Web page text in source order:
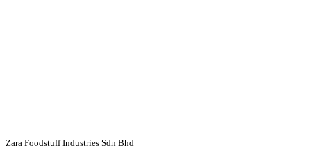
Zara Foodstuff Industries Sdn Bhd